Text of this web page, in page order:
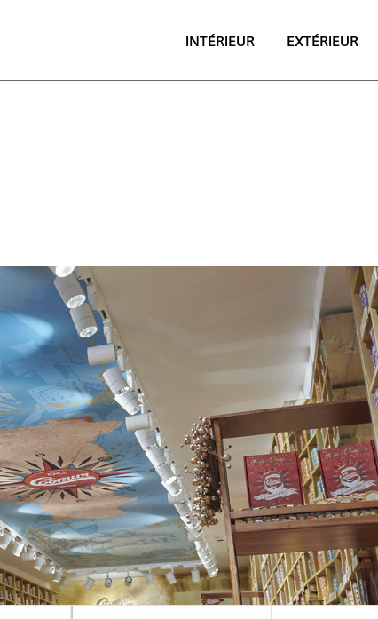
INTÉRIEUR EXTÉRIEUR
ACTUALITÉS
EXPORLUX @ Q31 ÉCLAIRAGE DE
BÂTIMENT – ​​QUINTA DA FONTE